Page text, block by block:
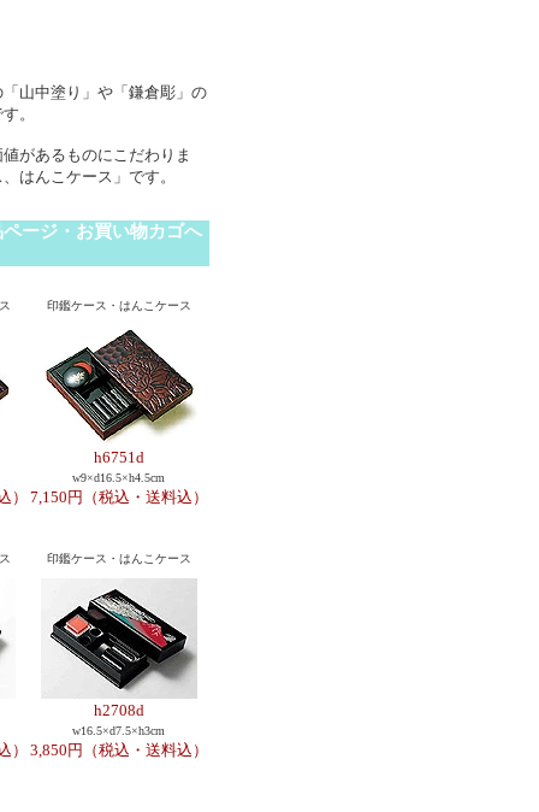
山中塗り」や「鎌倉彫」の
。
があるものにこだわりま
はんこケース」です。
ージ・お買い物カゴへ
）
印鑑ケース・はんこケース
h6751d
w9×d16.5×h4.5cm
7,150円（税込・送料込）
）
印鑑ケース・はんこケース
h2708d
w16.5×d7.5×h3cm
3,850円（税込・送料込）